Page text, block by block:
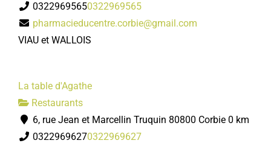
03229695650322969565
pharmacieducentre.corbie@gmail.com
VIAU et WALLOIS
La table d'Agathe
Restaurants
6, rue Jean et Marcellin Truquin 80800 Corbie 0 km
03229696270322969627